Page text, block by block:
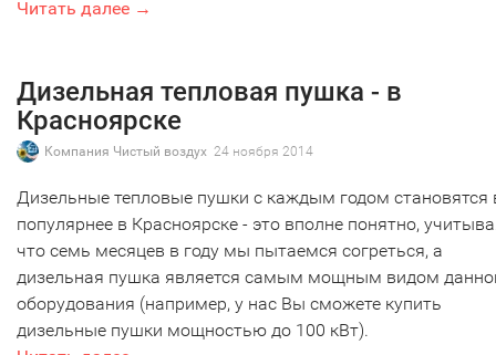
Читать далее →
Дизельная тепловая пушка - в
Красноярске
Компания Чистый воздух 24 ноября 2014
Дизельные тепловые пушки с каждым годом становятся
популярнее в Красноярске - это вполне понятно,
что семь месяцев в году мы пытаемся согреться, а
дизельная пушка является самым мощным видом
оборудования (например, у нас Вы сможете купить
дизельные пушки мощностью до 100 кВт).